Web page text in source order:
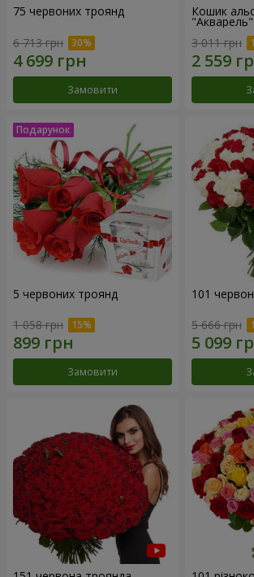
75 червоних троянд
6 713 грн
Замовити
Кошик
"Акварель"
3 011 грн
5 червоних троянд
1 058 грн
Замовити
101
5 666 грн